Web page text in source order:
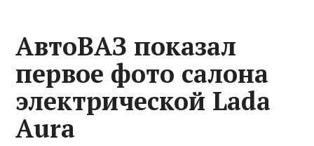
АвтоВАЗ показал
первое фото салона
электрической Lada
Aura